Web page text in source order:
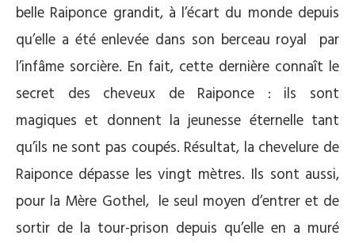
belle Raiponce grandit, à l’écart du monde depuis
qu’elle a été enlevée dans son berceau royal par
l’infâme sorcière. En fait, cette dernière connaît le
secret des cheveux de Raiponce : ils sont
magiques et donnent la jeunesse éternelle tant
qu’ils ne sont pas coupés. Résultat, la chevelure de
Raiponce dépasse les vingt mètres. Ils sont aussi,
pour la Mère Gothel, le seul moyen d’entrer et de
sortir de la tour-prison depuis qu’elle en a muré